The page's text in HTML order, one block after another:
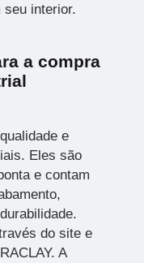
seu interior.
a compra
e
Eles são
e contam
do site e
A